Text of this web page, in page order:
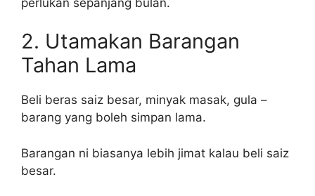
2. Utamakan Barangan
Tahan Lama
Beli beras saiz besar, minyak masak, gula –
barang yang boleh simpan lama.
Barangan ni biasanya lebih jimat kalau beli saiz
besar.